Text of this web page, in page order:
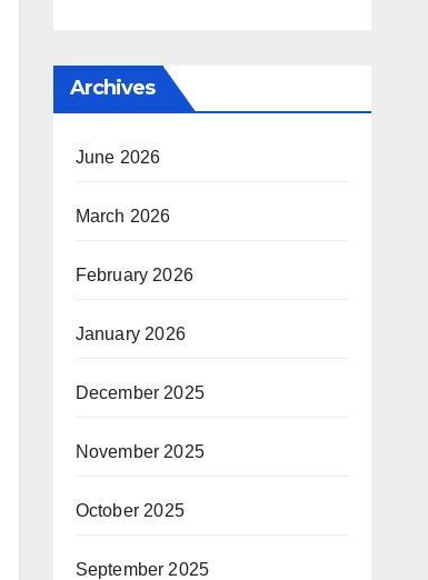
Archives
June 2026
March 2026
February 2026
January 2026
December 2025
November 2025
October 2025
September 2025